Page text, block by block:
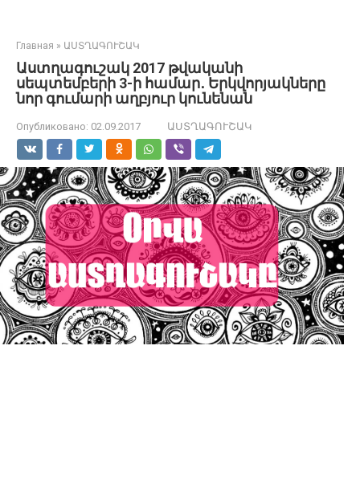
Главная » ԱՍՏՂԱԳՈՒՇԱԿ
Աստղագուշակ 2017 թվականի
սեպտեմբերի 3-ի համար․ Երկվորյակները
նոր գումարի աղբյուր կունենան
Опубликовано: 02.09.2017 ԱՍՏՂԱԳՈՒՇԱԿ